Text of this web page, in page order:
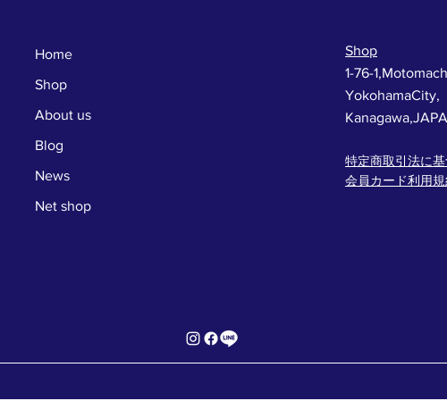
Home
Shop
About us
Blog
News
Net shop
Shop
1-76-
YokohamaCity,
特定商取引法に
会員カード利用規